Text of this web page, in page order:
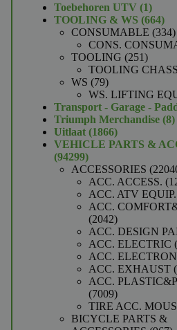
Toebehoren UTV 11
TOOLING & WS 664664
CONSUMABLE 334
CONS.
TOOLING 251251
TOOLING
WS 7979
producten
WS. LIFTING
Transport - Garage -
Triumph Merchandise 88
Uitlaat 18661866
producten
VEHICLE PARTS &
9429994299
producten
ACCESSORIES
ACC. ACCESS.
ACC. ATV EQUIP.
ACC.
20422042
producten
ACC. DESIGN
ACC. ELECTRIC
ACC.
ACC. EXHAUST
ACC.
70097009
producten
TIRE ACC.
BICYCLE PARTS &